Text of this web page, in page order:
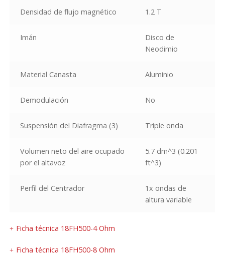
Densidad de flujo magnético 1.2 T
Imán
Disco de
Neodimio
Material Canasta Aluminio
Demodulación No
Suspensión del Diafragma (3) Triple onda
Volumen neto del aire ocupado
por el altavoz
5.7 dm^3 (0.201
ft^3)
Perfil del Centrador
1x ondas de
altura variable
Ficha técnica 18FH500-4 Ohm
Ficha técnica 18FH500-8 Ohm